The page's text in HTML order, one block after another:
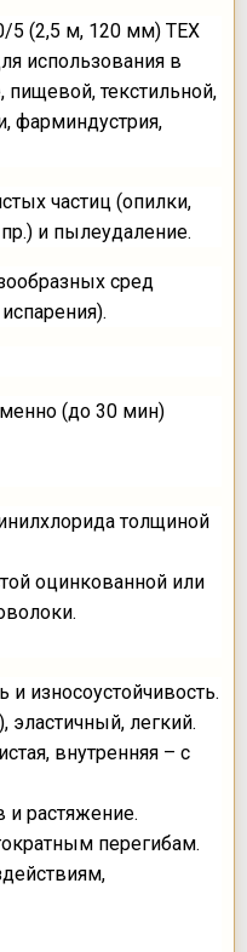
5 (2,5 м, 120 мм) TEX
использования в
текстильной,
фарминдустрия,
частиц (опилки,
и пылеудаление.
сред
(до 30 мин)
толщиной
оцинкованной или
и износоустойчивость.
эластичный, легкий.
внутренняя – с
и растяжение.
перегибам.